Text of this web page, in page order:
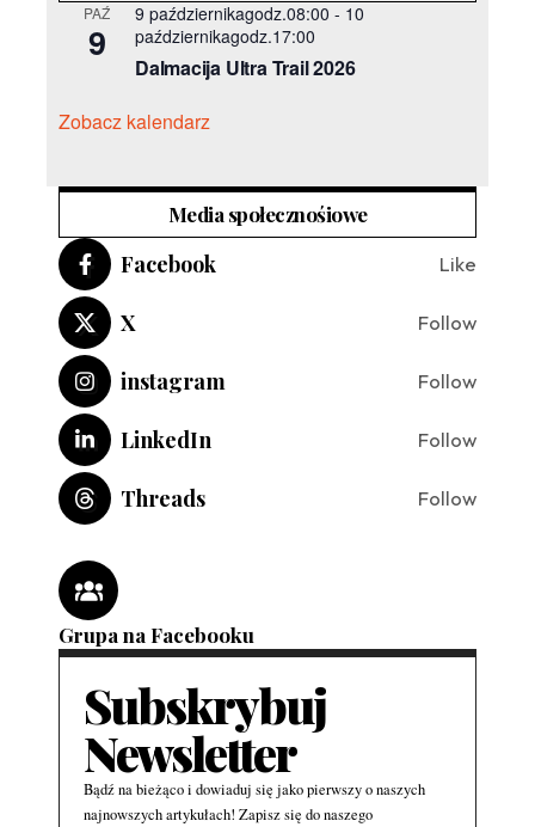
PAŹ
9
9 październikagodz.08:00 - 10
październikagodz.17:00
Dalmacija Ultra Trail 2026
Zobacz kalendarz
Media społecznośiowe
Facebook Like
X Follow
instagram Follow
LinkedIn Follow
Threads Follow
Grupa na Facebooku
Subskrybuj
Newsletter
Bądź na bieżąco i dowiaduj się jako pierwszy o naszych
najnowszych artykułach! Zapisz się do naszego